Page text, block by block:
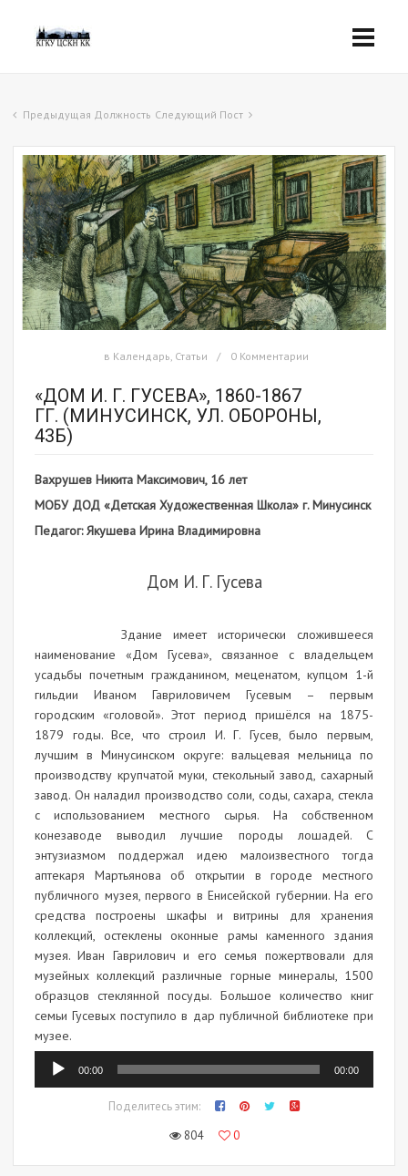
Предыдущая Должность Следующий Пост
в Календарь, Статьи 0 Комментарии
«ДОМ И. Г. ГУСЕВА», 1860-1867
ГГ. (МИНУСИНСК, УЛ. ОБОРОНЫ,
43Б)
Вахрушев Никита Максимович, 16 лет
МОБУ ДОД «Детская Художественная Школа» г. Минусинск
Педагог: Якушева Ирина Владимировна
Дом И. Г. Гусева
Здание имеет исторически сложившееся
наименование «Дом Гусева», связанное с владельцем
усадьбы почетным гражданином, меценатом, купцом 1-й
гильдии Иваном Гавриловичем Гусевым – первым
городским «головой». Этот период пришёлся на 1875-
1879 годы. Все, что строил И. Г. Гусев, было первым,
лучшим в Минусинском округе: вальцевая мельница по
производству крупчатой муки, стекольный завод, сахарный
завод. Он наладил производство соли, соды, сахара, стекла
с использованием местного сырья. На собственном
конезаводе выводил лучшие породы лошадей. С
энтузиазмом поддержал идею малоизвестного тогда
аптекаря Мартьянова об открытии в городе местного
публичного музея, первого в Енисейской губернии. На его
средства построены шкафы и витрины для хранения
коллекций, остеклены оконные рамы каменного здания
музея. Иван Гаврилович и его семья пожертвовали для
музейных коллекций различные горные минералы, 1500
образцов стеклянной посуды. Большое количество книг
семьи Гусевых поступило в дар публичной библиотеке при
музее.
Аудиоплеер
00:00 00:00
Поделитесь этим:
804
0